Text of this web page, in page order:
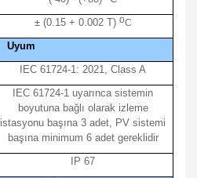
± (0.15 + 0.002 T) oC
Uyum
IEC 61724-1: 2021, Class A
IEC 61724-1 uyarınca sistemin
boyutuna bağlı olarak izleme
istasyonu başına 3 adet, PV sistemi
başına minimum 6 adet gereklidir
IP 67